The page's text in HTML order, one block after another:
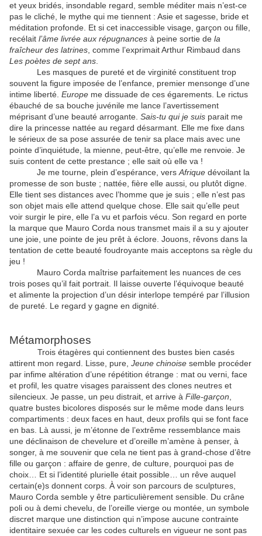
et yeux bridés, insondable regard, semble méditer mais n’est-ce
pas le cliché, le mythe qui me tiennent : Asie et sagesse, bride et
méditation profonde. Et si cet inaccessible visage, garçon ou fille,
recélait l’âme livrée aux répugnances à peine sortie de la
fraîcheur des latrines , comme l’exprimait Arthur Rimbaud dans
Les poètes de sept ans
Les masques de pureté et de virginité constituent trop
souvent la figure imposée de l’enfance, premier mensonge d’une
intime liberté. Europe me dissuade de ces égarements. Le rictus
ébauché de sa bouche juvénile me lance l’avertissement
méprisant d’une beauté arrogante. Sais-tu qui je suis parait me
dire la princesse nattée au regard désarmant. Elle me fixe dans
le sérieux de sa pose assurée de tenir sa place mais avec une
pointe d’inquiétude, la mienne, peut-être, qu’elle me renvoie. Je
suis content de cette prestance ; elle sait où elle va !
Je me tourne, plein d’espérance, versAfrique dévoilant la
promesse de son buste ; nattée, fière elle aussi, ou plutôt digne.
Elle tient ses distances avec l’homme que je suis ; elle n’est pas
son objet mais elle attend quelque chose. Elle sait qu’elle peut
voir surgir le pire, elle l’a vu et parfois vécu. Son regard en porte
la marque que Mauro Corda nous transmet mais il a su y ajouter
une joie, une pointe de jeu prêt à éclore. Jouons, rêvons dans la
tentation de cette beauté foudroyante mais acceptons sa règle du
jeu !
Mauro Corda maîtrise parfaitement les nuances de ces
trois poses qu’il fait portrait. Il laisse ouverte l’équivoque beauté
et alimente la projection d’un désir interlope tempéré par l’illusion
de pureté. Le regard y gagne en dignité.
Métamorphoses
Trois étagères qui contiennent des bustes bien casés
attirent mon regard. Lisse, pure, Jeune chinoise semble procéder
par infime altération d’une répétition étrange : mat ou verni, face
et profil, les quatre visages paraissent des clones neutres et
silencieux. Je passe, un peu distrait, et arrive à Fille-garçon
quatre bustes bicolores disposés sur le même mode dans leurs
compartiments : deux faces en haut, deux profils qui se font face
en bas. Là aussi, je m’étonne de l’extrême ressemblance mais
une déclinaison de chevelure et d’oreille m’amène à penser, à
songer, à me souvenir que cela ne tient pas à grand-chose d’être
fille ou garçon : affaire de genre, de culture, pourquoi pas de
choix… Et si l’identité plurielle était possible… un rêve auquel
certain(e)s donnent corps. À voir son parcours de sculptures,
Mauro Corda semble y être particulièrement sensible. Du crâne
poli ou à demi chevelu, de l’oreille vierge ou montée, un symbole
discret marque une distinction qui n’impose aucune contrainte
identitaire sexuée car les codes culturels en vigueur ne sont pas